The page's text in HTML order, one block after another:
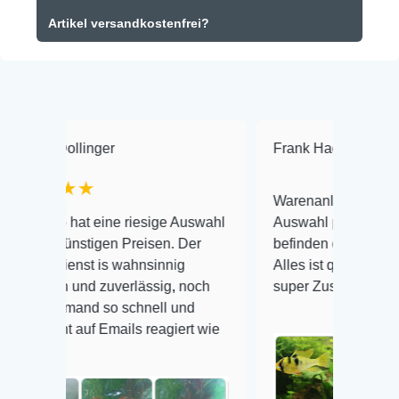
Artikel versandkostenfrei?
eine riesige Auswahl
Preisen. Der
is wahnsinnig
zuverlässig, noch
so schnell und
Emails reagiert wie
Frank Hackmayer
Warenanlieferung Top und die
Auswahl plus gesundheitliches
befinden der Fische einwandfrei.
Alles ist quick lebendig und im
super Zustand. Gerne wieder 😃